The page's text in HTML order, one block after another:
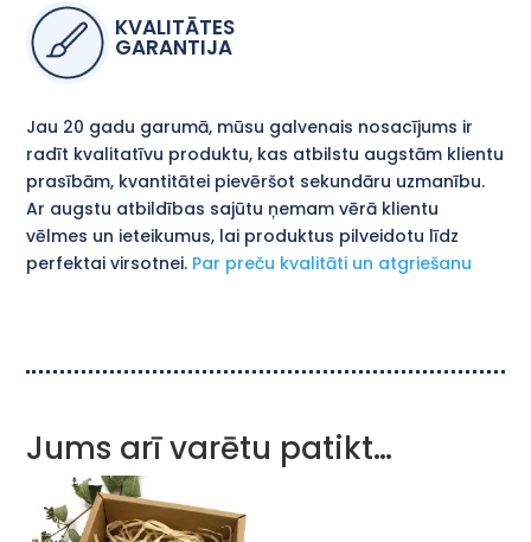
KVALITĀTES
GARANTIJA
Jau 20 gadu garumā, mūsu galvenais nosacījums ir
radīt kvalitatīvu produktu, kas atbilstu augstām klientu
prasībām, kvantitātei pievēršot sekundāru uzmanību.
Ar augstu atbildības sajūtu ņemam vērā klientu
vēlmes un ieteikumus, lai produktus pilveidotu līdz
perfektai virsotnei. Par preču kvalitāti un atgriešanu
Jums arī varētu patikt…